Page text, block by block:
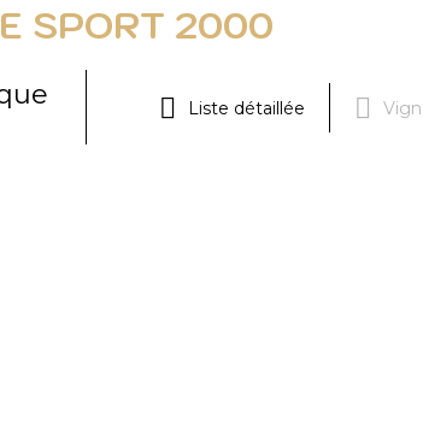
SPORT 2000
Liste détaillée